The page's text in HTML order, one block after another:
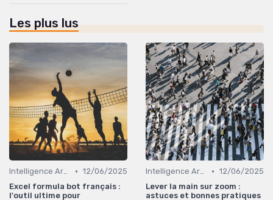
Les plus lus
Intelligence Artificielle pour les ventes • 12/06/2025
Excel formula bot français :
l'outil ultime pour
Intelligence Artificielle pour les ventes • 12/06/2025
Lever la main sur zoom :
astuces et bonnes pratiques